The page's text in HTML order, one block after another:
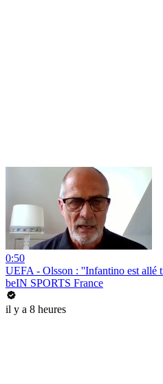
0:50
UEFA - Olsson : ''Infantino est allé
beIN SPORTS France
il y a 8 heures